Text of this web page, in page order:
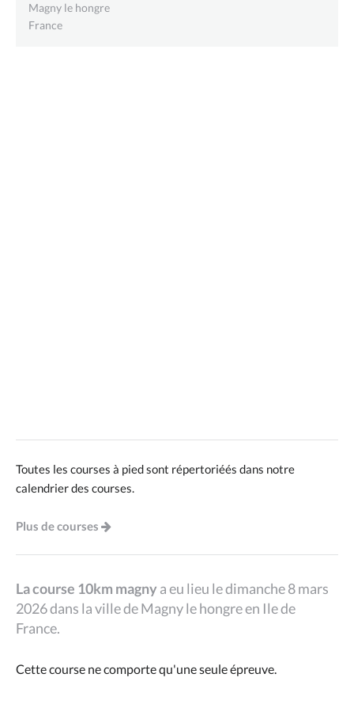
Magny le hongre
France
Toutes les courses à pied sont répertoriéés dans notre
calendrier des courses.
Plus de courses
La course 10km magny a eu lieu le dimanche 8 mars
2026 dans la ville de Magny le hongre en Ile de
France.
Cette course ne comporte qu'une seule épreuve.